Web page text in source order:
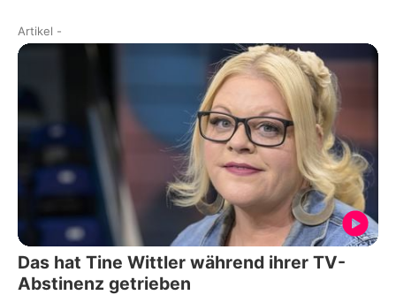
Artikel -
Das hat Tine Wittler während ihrer TV-
Abstinenz getrieben